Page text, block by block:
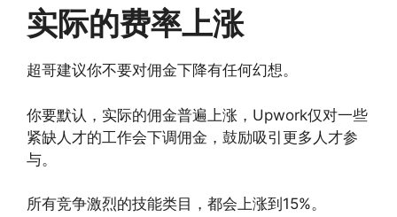
实际的费率上涨
超哥建议你不要对佣金下降有任何幻想。
你要默认，实际的佣金普遍上涨，Upwork仅对一些
紧缺人才的工作会下调佣金，鼓励吸引更多人才参
与。
所有竞争激烈的技能类目，都会上涨到15%。